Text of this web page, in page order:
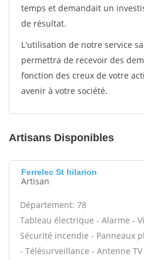
temps et demandait un
de résultat.
L'utilisation de notre service
permettra de recevoir des
fonction des creux de votre
avenir à votre société.
Artisans Disponibles
Ferrelec St hilarion
Artisan
Département: 78
Tableau électrique - Alarme -
Sécurité incendie - Panneaux
- Télésurveillance - Antenne